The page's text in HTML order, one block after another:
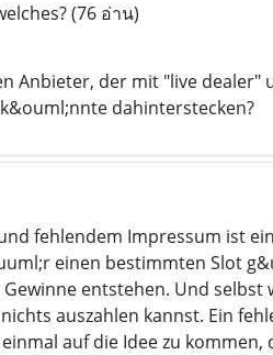
(76 อ่าน)
Anbieter, der mit "live
dahinterstecken?
fehlendem Impressum ist
einen bestimmten Slot
entstehen. Und
auszahlen kannst. Ein
auf die Idee zu